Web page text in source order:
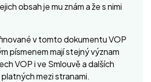
obsah je mu znám a že s nimi
v tomto dokumentu VOP
písmenem mají stejný význam
VOP i ve Smlouvě a dalších
mezi stranami.